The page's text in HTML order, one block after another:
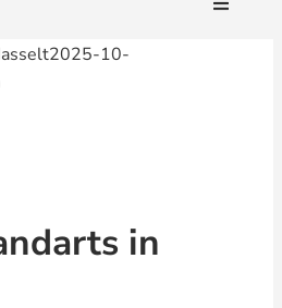
Toggle
2025-10-
in